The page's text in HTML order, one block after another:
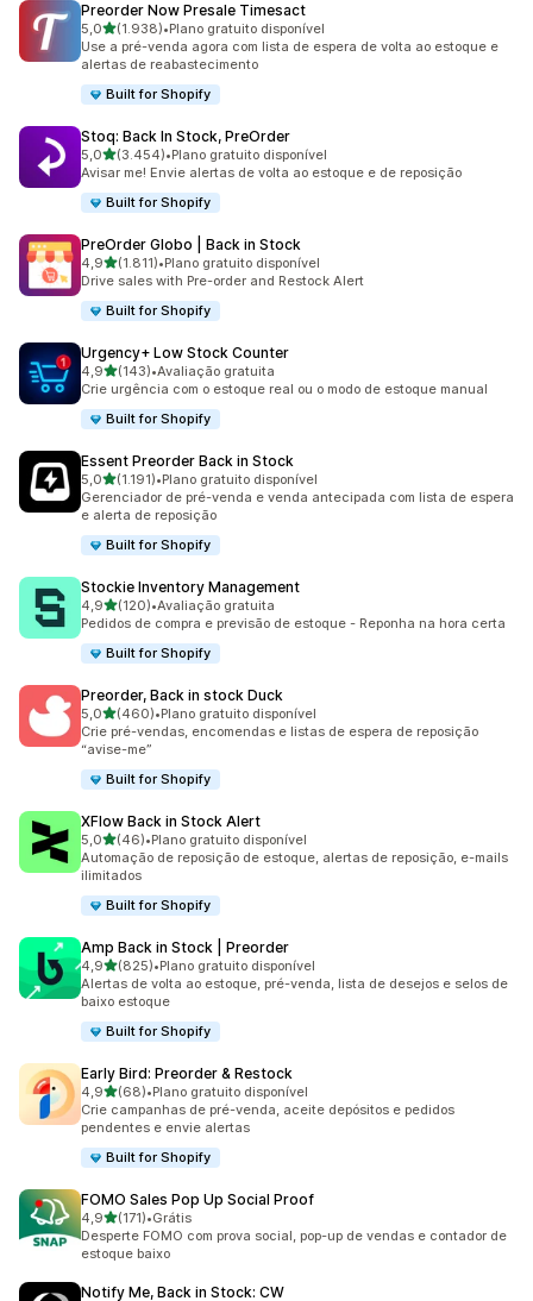
Preorder Now Presale Timesact
5,0de 5 estrelas
(1.938)
1938 avaliações ao todo
•Plano gratuito disponível
Use a pré-venda agora com lista de espera de volta ao estoque e
alertas de reabastecimento
Built for Shopify
Stoq: Back In Stock, PreOrder
5,0de 5 estrelas
(3.454)
3454 avaliações ao todo
•Plano gratuito disponível
Avisar me! Envie alertas de volta ao estoque e de reposição
Built for Shopify
PreOrder Globo | Back in Stock
4,9de 5 estrelas
(1.811)
1811 avaliações ao todo
•Plano gratuito disponível
Drive sales with Pre-order and Restock Alert
Built for Shopify
Urgency+ Low Stock Counter
4,9de 5 estrelas
(143)
143 avaliações ao todo
•Avaliação gratuita
Crie urgência com o estoque real ou o modo de estoque manual
Built for Shopify
Essent Preorder Back in Stock
5,0de 5 estrelas
(1.191)
1191 avaliações ao todo
•Plano gratuito disponível
Gerenciador de pré-venda e venda antecipada com lista de espera
e alerta de reposição
Built for Shopify
Stockie Inventory Management
4,9de 5 estrelas
(120)
120 avaliações ao todo
•Avaliação gratuita
Pedidos de compra e previsão de estoque - Reponha na hora certa
Built for Shopify
Preorder, Back in stock Duck
5,0de 5 estrelas
(460)
460 avaliações ao todo
•Plano gratuito disponível
Crie pré-vendas, encomendas e listas de espera de reposição
“avise-me”
Built for Shopify
XFlow Back in Stock Alert
5,0de 5 estrelas
(46)
46 avaliações ao todo
•Plano gratuito disponível
Automação de reposição de estoque, alertas de reposição, e-mails
ilimitados
Built for Shopify
Amp Back in Stock | Preorder
4,9de 5 estrelas
(825)
825 avaliações ao todo
•Plano gratuito disponível
Alertas de volta ao estoque, pré-venda, lista de desejos e selos de
baixo estoque
Built for Shopify
Early Bird: Preorder & Restock
4,9de 5 estrelas
(68)
68 avaliações ao todo
•Plano gratuito disponível
Crie campanhas de pré-venda, aceite depósitos e pedidos
pendentes e envie alertas
Built for Shopify
FOMO Sales Pop Up Social Proof
4,9de 5 estrelas
(171)
171 avaliações ao todo
•Grátis
Desperte FOMO com prova social, pop-up de vendas e contador de
estoque baixo
Notify Me, Back in Stock: CW